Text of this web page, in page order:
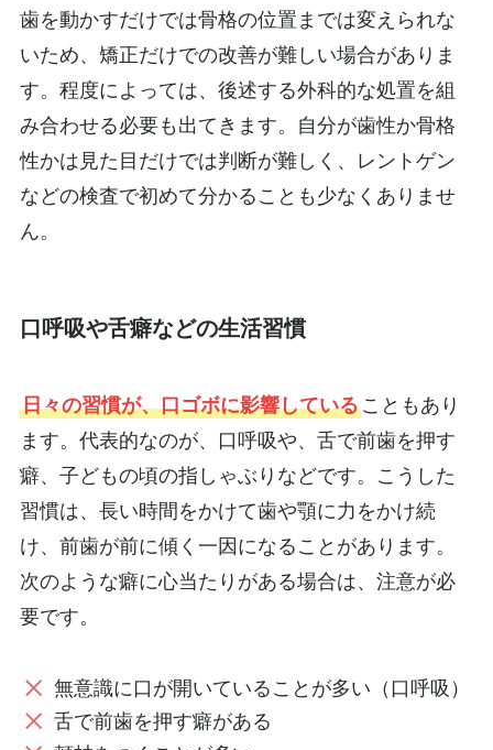
歯を動かすだけでは骨格の位置までは変えられな
いため、矯正だけでの改善が難しい場合がありま
す。程度によっては、後述する外科的な処置を組
み合わせる必要も出てきます。自分が歯性か骨格
性かは見た目だけでは判断が難しく、レントゲン
などの検査で初めて分かることも少なくありませ
ん。
口呼吸や舌癖などの生活習慣
日々の習慣が、口ゴボに影響していることもあり
ます。代表的なのが、口呼吸や、舌で前歯を押す
癖、子どもの頃の指しゃぶりなどです。こうした
習慣は、長い時間をかけて歯や顎に力をかけ続
け、前歯が前に傾く一因になることがあります。
次のような癖に心当たりがある場合は、注意が必
要です。
無意識に口が開いていることが多い（口呼吸）
舌で前歯を押す癖がある